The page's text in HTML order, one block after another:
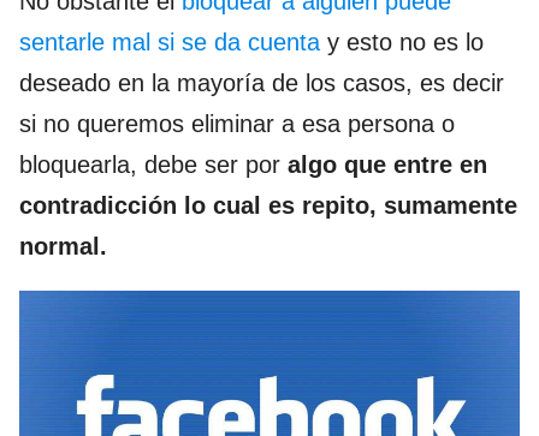
sentarle mal si se da cuenta y esto no es lo
deseado en la mayoría de los casos, es decir
si no queremos eliminar a esa persona o
bloquearla, debe ser por algo que entre en
contradicción lo cual es repito, sumamente
normal.